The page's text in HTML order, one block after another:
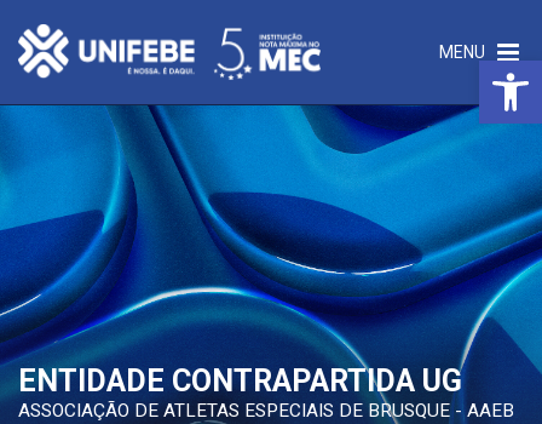
MENU
ENTIDADE CONTRAPARTIDA UG
ASSOCIAÇÃO DE ATLETAS ESPECIAIS DE BRUSQUE - AAEB